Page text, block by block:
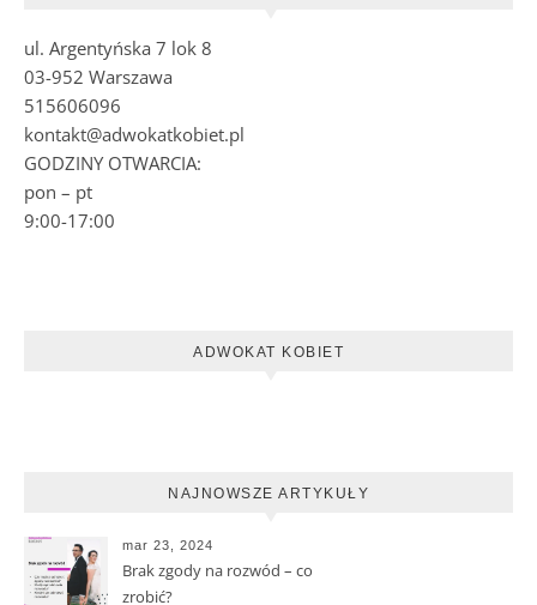
ul. Argentyńska 7 lok 8
03-952 Warszawa
515606096
kontakt@adwokatkobiet.pl
GODZINY OTWARCIA:
pon – pt
9:00-17:00
ADWOKAT KOBIET
NAJNOWSZE ARTYKUŁY
mar 23, 2024
Brak zgody na rozwód – co
zrobić?